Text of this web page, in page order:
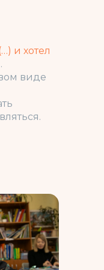
и хотел
.
виде